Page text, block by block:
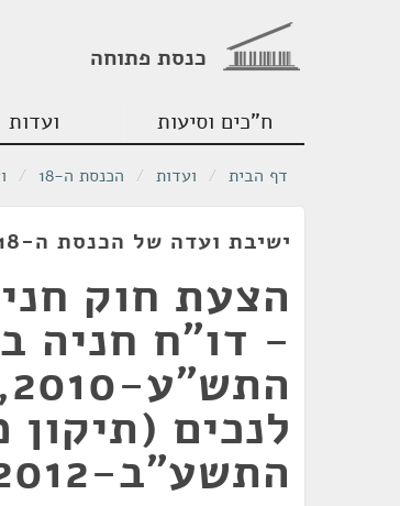
כנסת פתוחה
ח"כים וסיעות ועדות
דף הבית / ועדות / הכנסת ה-18 /
ישיבת ועדה של הכנסת ה-18 מתאריך 23/01/2012
הצעת חוק
- דו"ח חניה
התשע"ב-2012